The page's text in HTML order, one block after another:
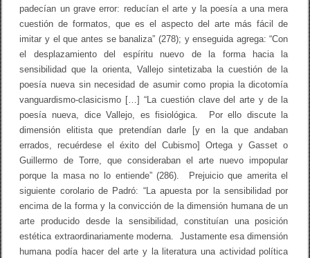
í
a
p
r
u
a
:
D
l
o
f
o
a
t
o
padecían un grave error: reducían el arte y la poesía a una mera
cuestión de formatos, que es el aspecto del arte más fácil de
imitar y el que antes se banaliza” (278); y enseguida agrega: “Con
el desplazamiento del espíritu nuevo de la forma hacia la
sensibilidad que la orienta, Vallejo sintetizaba la cuestión de la
poesía nueva sin necesidad de asumir como propia la dicotomía
vanguardismo-clasicismo […] “La cuestión clave del arte y de la
poesía nueva, dice Vallejo, es fisiológica. Por ello discute la
dimensión elitista que pretendían darle [y en la que andaban
errados, recuérdese el éxito del Cubismo] Ortega y Gasset o
Guillermo de Torre, que consideraban el arte nuevo impopular
porque la masa no lo entiende” (286). Prejuicio que amerita el
siguiente corolario de Padró: “La apuesta por la sensibilidad por
encima de la forma y la convicción de la dimensión humana de un
arte producido desde la sensibilidad, constituían una posición
estética extraordinariamente moderna. Justamente esa dimensión
humana podía hacer del arte y la literatura una actividad política